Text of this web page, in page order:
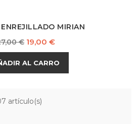
MIRIAN
€ Precio
19,00 €
AL CARRO
artículo(s)